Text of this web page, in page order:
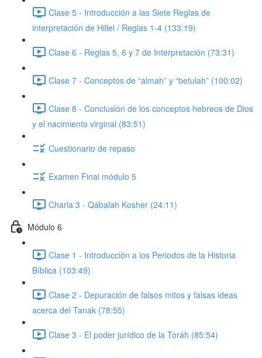
Clase 5 - Introducción a las Siete Reglas de
interpretación de Hillel / Reglas 1-4 (133:19)
Clase 6 - Reglas 5, 6 y 7 de Interpretación (73:31)
Clase 7 - Conceptos de “almah” y “betulah” (100:02)
Clase 8 - Conclusión de los conceptos hebreos de Dios
y el nacimiento virginal (83:51)
Cuestionario de repaso
Examen Final módulo 5
Charla 3 - Qábalah Kosher (24:11)
Módulo 6
Clase 1 - Introducción a los Periodos de la Historia
Bíblica (103:49)
Clase 2 - Depuración de falsos mitos y falsas ideas
acerca del Tanak (78:55)
Clase 3 - El poder jurídico de la Toráh (85:54)